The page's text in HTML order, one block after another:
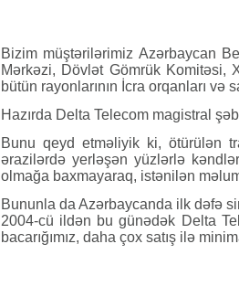
Bizim müştərilərimiz Azərbaycan
Mərkəzi, Dövlət Gömrük Komitəsi,
bütün rayonlarının İcra orqanları və
Hazırda Delta Telecom magistral
Bunu qeyd etməliyik ki, ötürülən
ərazilərdə yerləşən yüzlərlə
olmağa baxmayaraq, istənilən
Bununla da Azərbaycanda ilk dəfə
2004-cü ildən bu günədək Delta
bacarığımız, daha çox satış ilə